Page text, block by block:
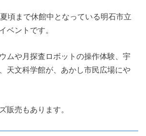
頃まで休館中となっている明石市立
ベントです。
ムや月探査ロボットの操作体験、宇
天文科学館が、あかし市民広場にや
販売もあります。